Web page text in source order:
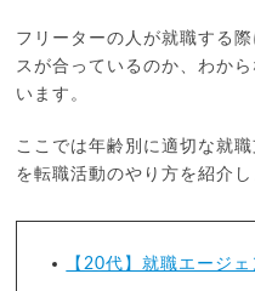
フリーターの人が就職する
スが合っているのか、わか
います。
ここでは年齢別に適切な就
を転職活動のやり方を紹介し
【20代】就職エージ